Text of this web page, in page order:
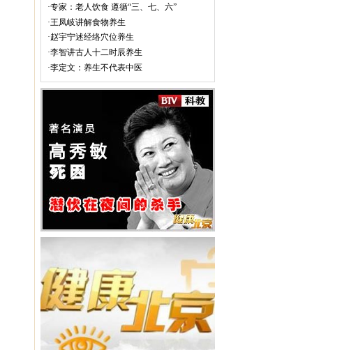
食用阿胶的人群，甜甜
圈的制作方法等相关内
容[详情]
·专家：老人饮食 遵循“三、七、六”
·王凤岐讲解食物养生
·赵宇宁述经络穴位养生
·李智讲古人十二时辰养生
·李定文：养生不代表中医